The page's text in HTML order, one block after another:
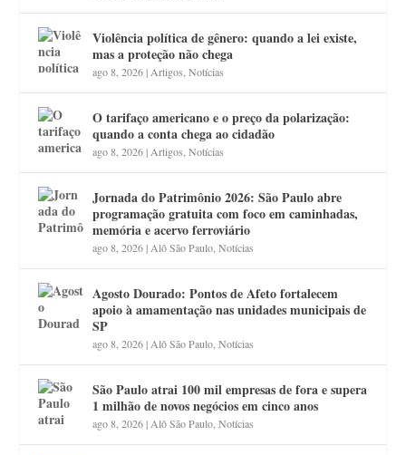
Violência política de gênero: quando a lei existe,
mas a proteção não chega
ago 8, 2026| Artigos ,Notícias
O tarifaço americano e o preço da polarização:
quando a conta chega ao cidadão
ago 8, 2026| Artigos ,Notícias
Jornada do Patrimônio 2026: São Paulo abre
programação gratuita com foco em caminhadas,
memória e acervo ferroviário
ago 8, 2026| Alô São Paulo ,Notícias
Agosto Dourado: Pontos de Afeto fortalecem
apoio à amamentação nas unidades municipais de
SP
ago 8, 2026| Alô São Paulo ,Notícias
São Paulo atrai 100 mil empresas de fora e supera
1 milhão de novos negócios em cinco anos
ago 8, 2026| Alô São Paulo ,Notícias